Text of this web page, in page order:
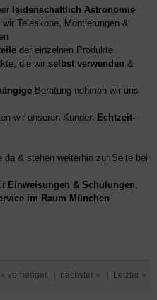
leidenschaftlich Astronomie
Teleskope, Montierungen &
der einzelnen Produkte
die wir selbst verwenden &
Beratung nehmen wir uns
wir unseren Kunden Echtzeit-
& stehen weiterhin zur Seite bei
Einweisungen & Schulungen,
im Raum München
« vorheriger nächster » Letzter »